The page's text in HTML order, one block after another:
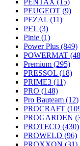
PENTAX (15)
PEUGEOT (9)
PEZAL (11)
PFT (3)
Pinie (1)
Power Plus (849)
POWERMAT
Premium (295)
PRESSOL (18)
PRIME3 (11)
PRO (148)
Pro Bauteam (12)
PROCRAFT
PROGARDEN
PROTECO (430)
PROWELD (96)
PROXXON (31)